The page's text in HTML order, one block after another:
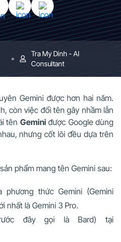
Tra My Dinh - AI
Consultant
Gemini được hơn hai năm.
còn việc đổi tên gây nhầm lẫn
tên Geminiđược Google dùng
nhưng cốt lõi đều dựa trên
phẩm mang tên Gemini sau:
thức Gemini (Gemini
nhất là Gemini 3 Pro.
đây gọi là Bard) tại